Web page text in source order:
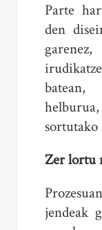
Parte
den
batean,
sortutako
Zer lortu
jendeak